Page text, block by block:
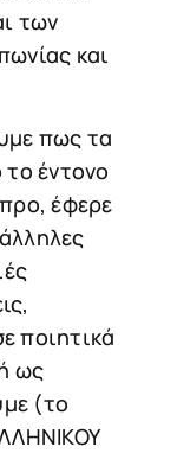
των
και
πως τα
έντονο
έφερε
ποιητικά
ως
(το